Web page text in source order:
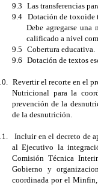
9.3 Las transferencias
9.4
Dotación de toxoide
Debe agregarse
calificado a nivel
9.5 Cobertura educativa.
9.6 Dotación de textos
Revertir el recorte en el
Nutricional para la
prevención de la
de la desnutrición.
Incluir en el decreto de
al Ejecutivo la
Comisión Técnica
Gobierno y
coordinada por el